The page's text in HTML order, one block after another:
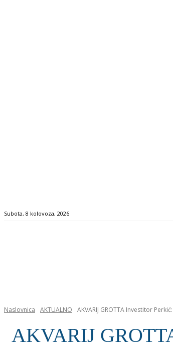
Subota, 8 kolovoza, 2026
Naslovnica AKTUALNO AKVARIJ GROTTA Investitor
AKVARIJ